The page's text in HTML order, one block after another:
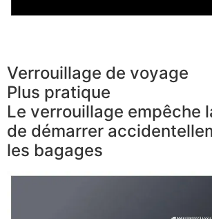
Verrouillage de voyage
Plus pratique
Le verrouillage empêche
de démarrer
les bagages